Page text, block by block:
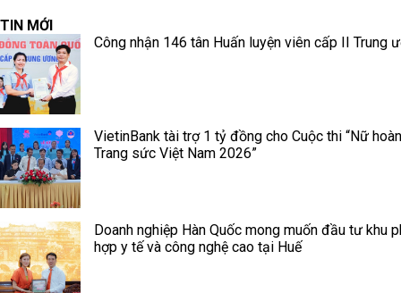
TIN MỚI
Công nhận 146 tân Huấn luyện viên cấp II Trung
VietinBank tài trợ 1 tỷ đồng cho Cuộc thi “Nữ
Trang sức Việt Nam 2026”
Doanh nghiệp Hàn Quốc mong muốn đầu tư khu
hợp y tế và công nghệ cao tại Huế